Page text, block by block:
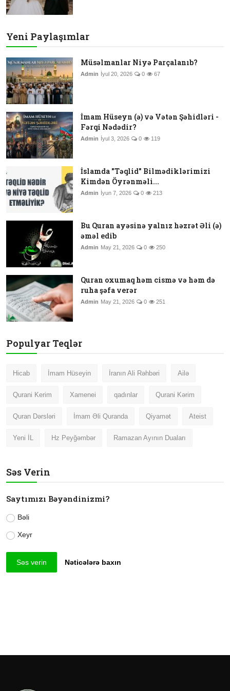
Yeni Paylaşımlar
Müsəlmanlar Niyə Parçalanıb?
Admin İyul 20, 2026 0 67
İmam Hüseyn (ə) və Vətən Şəhidləri -
Fərqi Nədədir?
Admin İyul 3, 2026 0 119
İslamda "Təqlid" Bilmədiklərimizi
Kimdən Öyrənməli...
Admin İyun 7, 2026 0 213
Bu Quran ayəsinə yalnız həzrət Əli (ə)
əməl edib
Admin May 21, 2026 0 250
Quran oxumaq həm cismə və həm də
ruha şəfa verər
Admin May 21, 2026 0 251
Populyar Teqlər
Hicab İmam Hüseyin İranın Ali Rəhbəri Ailə
Qurani Kerim Xamenei qadınlar Qurani Kərim
Quran Dərsləri İmam Əli Quranda Qiyamət Ateist
Yeni İL Hz Peyğəmbər Ramazan Ayının Duaları
Səs Verin
Saytımızı Bəyəndinizmi?
Bəli
Xeyr
Səs verin Nəticələrə baxın